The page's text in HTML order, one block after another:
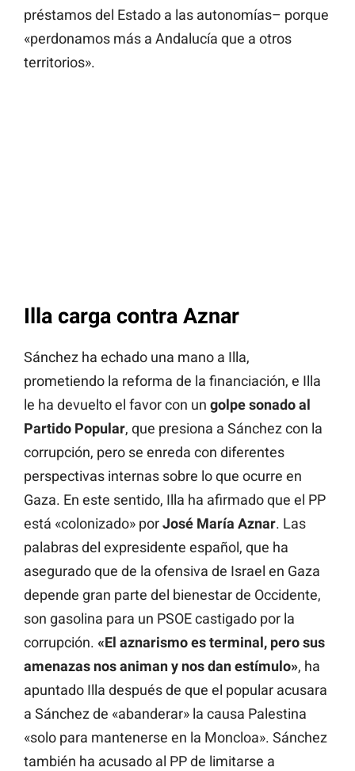
préstamos del Estado a las autonomías– porque
«perdonamos más a Andalucía que a otros
territorios».
Illa carga contra Aznar
Sánchez ha echado una mano a Illa,
prometiendo la reforma de la financiación, e Illa
le ha devuelto el favor con un golpe sonado al
Partido Popular, que presiona a Sánchez con la
corrupción, pero se enreda con diferentes
perspectivas internas sobre lo que ocurre en
Gaza. En este sentido, Illa ha afirmado que el PP
está «colonizado» porJosé María Aznar. Las
palabras del expresidente español, que ha
asegurado que de la ofensiva de Israel en Gaza
depende gran parte del bienestar de Occidente,
son gasolina para un PSOE castigado por la
corrupción. «El aznarismo es terminal, pero sus
amenazas nos animan y nos dan estímulo», ha
apuntado Illa después de que el popular acusara
a Sánchez de «abanderar» la causa Palestina
«solo para mantenerse en la Moncloa». Sánchez
también ha acusado al PP de limitarse a